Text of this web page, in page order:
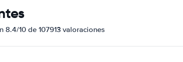
8.4/10 de 107913 valoraciones